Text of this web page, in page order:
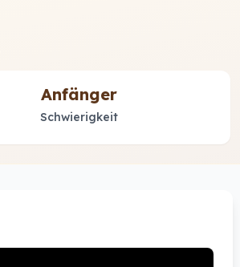
Anfänger
Schwierigkeit